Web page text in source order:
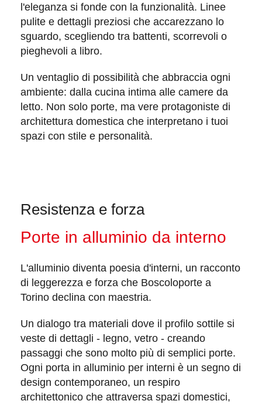
l'eleganza si fonde con la funzionalità. Linee
pulite e dettagli preziosi che accarezzano lo
sguardo, scegliendo tra battenti, scorrevoli o
pieghevoli a libro.
Un ventaglio di possibilità che abbraccia ogni
ambiente: dalla cucina intima alle camere da
letto. Non solo porte, ma vere protagoniste di
architettura domestica che interpretano i tuoi
spazi con stile e personalità.
Resistenza e forza
Porte in alluminio da interno
L'alluminio diventa poesia d'interni, un racconto
di leggerezza e forza che Boscoloporte a
Torino declina con maestria.
Un dialogo tra materiali dove il profilo sottile si
veste di dettagli - legno, vetro - creando
passaggi che sono molto più di semplici porte.
Ogni porta in alluminio per interni è un segno di
design contemporaneo, un respiro
architettonico che attraversa spazi domestici,